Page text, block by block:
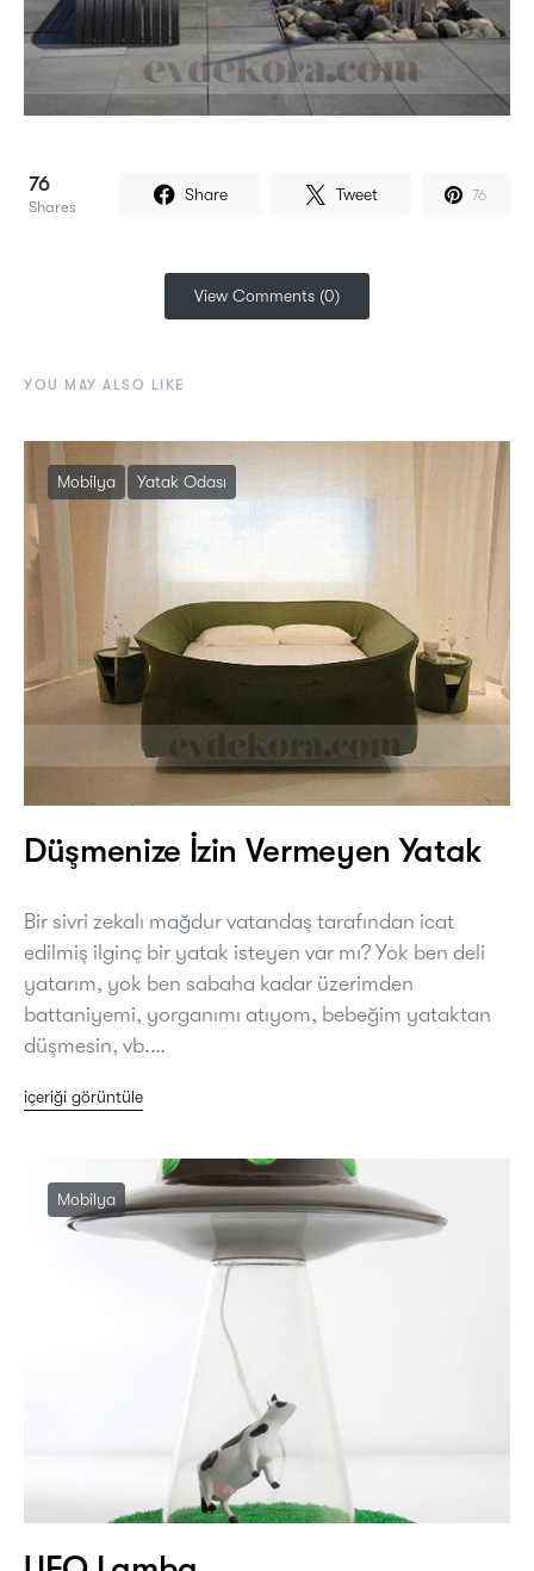
76
Shares
Share Tweet 76
View Comments (0)
YOU MAY ALSO LIKE
Mobilya Yatak Odası
Düşmenize İzin Vermeyen Yatak
Bir sivri zekalı mağdur vatandaş tarafından icat
edilmiş ilginç bir yatak isteyen var mı? Yok ben deli
yatarım, yok ben sabaha kadar üzerimden
battaniyemi, yorganımı atıyom, bebeğim yataktan
düşmesin, vb.…
içeriği görüntüle
Mobilya